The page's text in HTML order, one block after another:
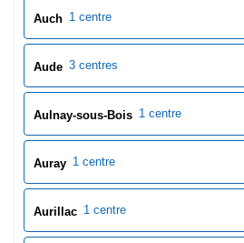
Auch 1 centre
Aude 3 centres
Aulnay-sous-Bois 1 centre
Auray 1 centre
Aurillac 1 centre